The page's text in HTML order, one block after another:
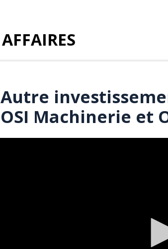
AFFAIRES
Autre
OSI Machinerie et